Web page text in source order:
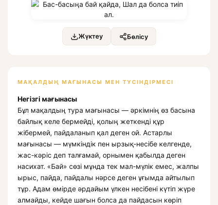
Жүктеу Бөлісу
МАҚАЛДЫҢ МАҒЫНАСЫ МЕН ТҮСІНДІРМЕСІ
Негізгі мағынасы
Бұл мақалдың тура мағынасы — әркімнің өз басына
байлық келе бермейді, қолың жеткенді құр
жібермей, пайдаланып қал деген ой. Астарлы
мағынасы — мүмкіндік пен ырзық-несібе келгенде,
жас-кәріс деп талғамай, орнымен қабылда деген
насихат. «Бай» сөзі мұнда тек мал-мүлік емес, жалпы
ырыс, пайда, пайдалы нәрсе деген ұғымда айтылып
тұр. Адам өмірде әрдайым үлкен несібені күтіп жүре
алмайды, кейде шағын болса да пайдасын көріп